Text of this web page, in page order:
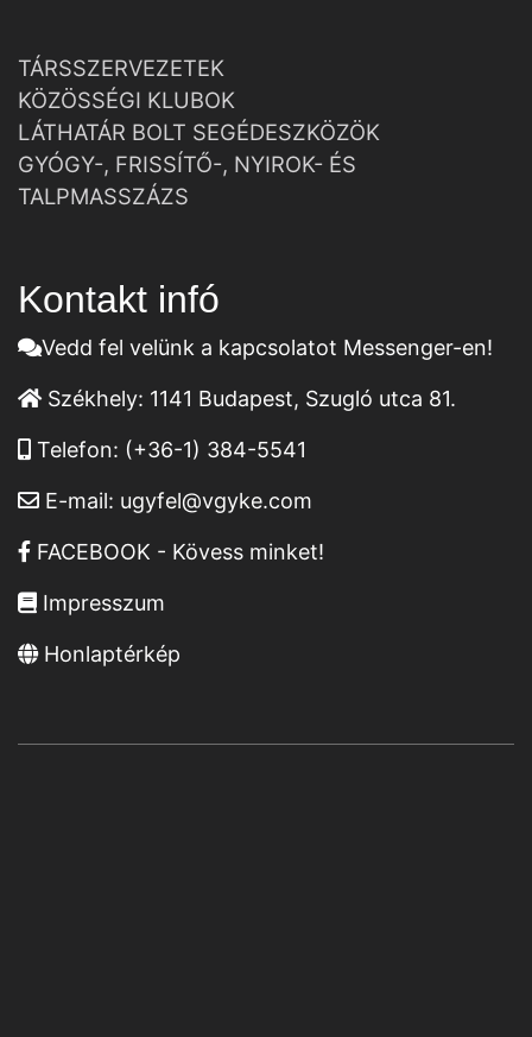
TÁRSSZERVEZETEK
KÖZÖSSÉGI KLUBOK
LÁTHATÁR BOLT SEGÉDESZKÖZÖK
GYÓGY-, FRISSÍTŐ-, NYIROK- ÉS
TALPMASSZÁZS
Kontakt infó
Vedd fel velünk a kapcsolatot Messenger-en!
Székhely: 1141 Budapest, Szugló utca 81.
Telefon: (+36-1) 384-5541
E-mail: ugyfel@vgyke.com
FACEBOOK - Kövess minket!
Impresszum
Honlaptérkép